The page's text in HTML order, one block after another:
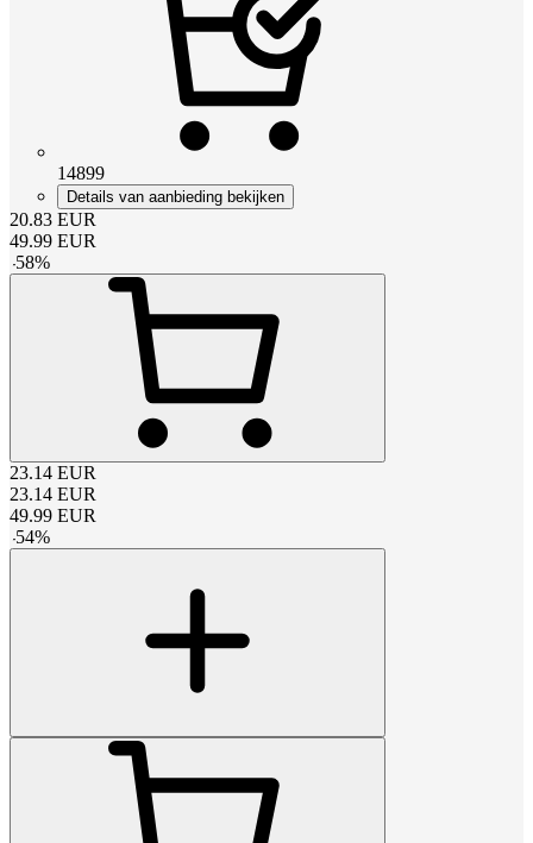
14899
Details van aanbieding bekijken
20.83 EUR
49.99 EUR
-58%
23.14 EUR
23.14 EUR
49.99 EUR
-54%